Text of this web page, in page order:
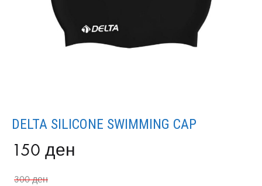
DELTA SILICONE SWIMMING CAP
150 ден
300ден